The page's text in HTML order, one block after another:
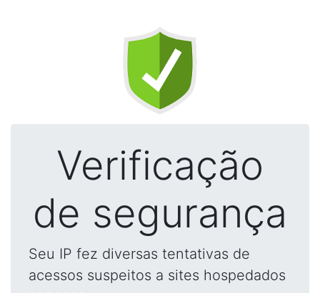
Verificação
de segurança
Seu IP fez diversas tentativas de
acessos suspeitos a sites hospedados